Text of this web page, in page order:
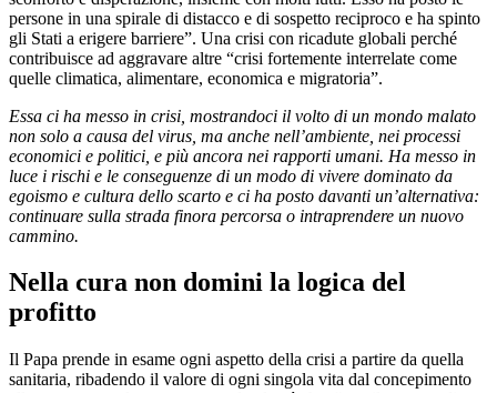
persone in una spirale di distacco e di sospetto reciproco e ha spinto
gli Stati a erigere barriere”. Una crisi con ricadute globali perché
contribuisce ad aggravare altre “crisi fortemente interrelate come
quelle climatica, alimentare, economica e migratoria”.
Essa ci ha messo in crisi, mostrandoci il volto di un mondo malato
non solo a causa del virus, ma anche nell’ambiente, nei processi
economici e politici, e più ancora nei rapporti umani. Ha messo in
luce i rischi e le conseguenze di un modo di vivere dominato da
egoismo e cultura dello scarto e ci ha posto davanti un’alternativa:
continuare sulla strada finora percorsa o intraprendere un nuovo
cammino.
Nella cura non domini la logica del
profitto
Il Papa prende in esame ogni aspetto della crisi a partire da quella
sanitaria, ribadendo il valore di ogni singola vita dal concepimento